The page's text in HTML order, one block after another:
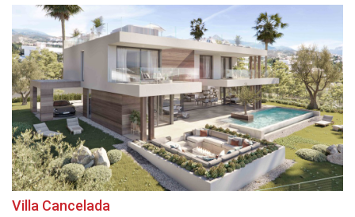
Villa Cancelada